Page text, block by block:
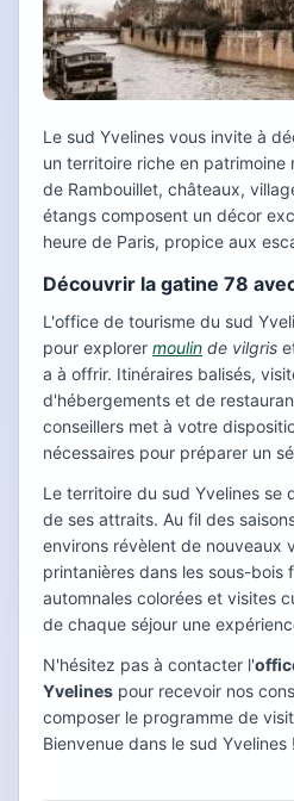
Le sud Yvelines vous invite à
un territoire riche en patrimoine
de Rambouillet, châteaux,
étangs composent un décor
heure de Paris, propice aux
Découvrir la gatine 78
L'office de tourisme du sud
pour explorer moulin de vilgris
a à offrir. Itinéraires balisés,
d'hébergements et de
conseillers met à votre
nécessaires pour préparer un
Le territoire du sud Yvelines se
de ses attraits. Au fil des
environs révèlent de nouveaux
printanières dans les sous-bois
automnales colorées et visites
de chaque séjour une
N'hésitez pas à contacter l'
Yvelines pour recevoir nos
composer le programme de
Bienvenue dans le sud Yvelines !